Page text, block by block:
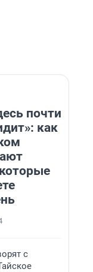
почти
как
с